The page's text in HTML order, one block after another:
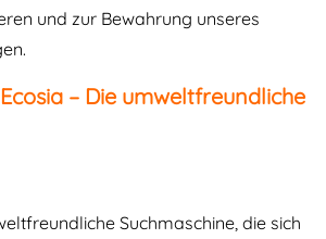
und zur Bewahrung unseres
– Die umweltfreundliche
Suchmaschine, die sich